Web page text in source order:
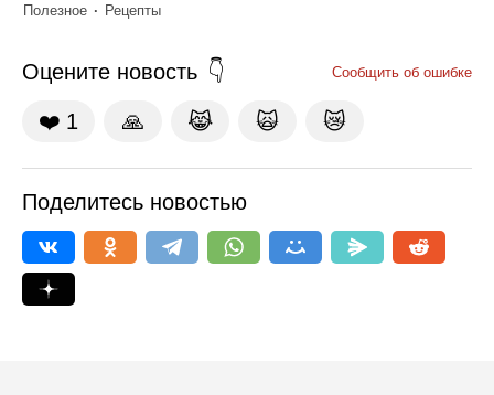
Полезное
Рецепты
Оцените новость Сообщить об ошибке
❤️ 1 🙏 😹 🙀 😿
Поделитесь новостью